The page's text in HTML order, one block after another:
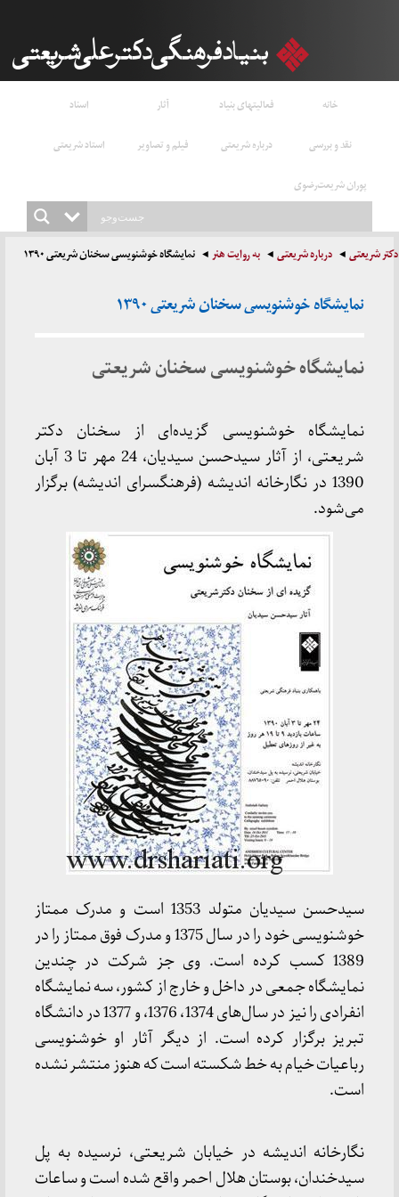
خانه فعالیتهای بنیاد آثار
اسناد
نقد و بررسی
درباره شریعتی فیلم و تصاویر
استاد شریعتی
پوران شریعت‌رضوی
دکتر شریعتی درباره شریعتی به روایت هنر نمایشگاه خوشنویسی سخنان شریعتی ۱۳۹۰
نمایشگاه خوشنویسی سخنان شریعتی ۱۳۹۰
نمایشگاه خوشنویسی سخنان شریعتی
نمایشگاه خوشنویسی گزیده‌ای از سخنان دکتر
شریعتی، از آثار سیدحسن سیدیان، 24 مهر تا 3 آبان
1390 در نگارخانه اندیشه (فرهنگسرای اندیشه) برگزار
می‌شود.
سیدحسن سیدیان متولد 1353 است و مدرک ممتاز
خوشنویسی خود را در سال 1375 و مدرک فوق ممتاز را در
1389 کسب کرده است. وی جز شرکت در چندین
نمایشگاه جمعی در داخل و خارج از کشور، سه نمایشگاه
انفرادی را نیز در سال‌های 1374، 1376، و 1377 در دانشگاه
تبریز برگزار کرده است. از دیگر آثار او خوشنویسی
رباعیات خیام به خط شکسته است که هنوز منتشر نشده
است.
نگارخانه اندیشه در خیابان شریعتی، نرسیده به پل
سیدخندان، بوستان هلال احمر واقع شده است و ساعات